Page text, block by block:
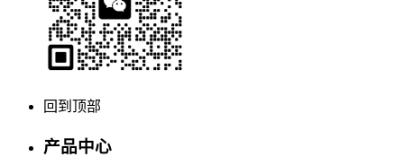
回到顶部
产品中心